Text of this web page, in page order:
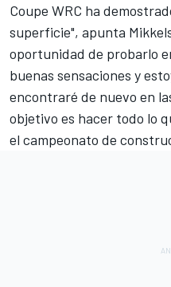
Coupe WRC ha
superficie", apunta
oportunidad de probarlo
buenas sensaciones y
encontraré de nuevo en
objetivo es hacer todo lo
el campeonato de